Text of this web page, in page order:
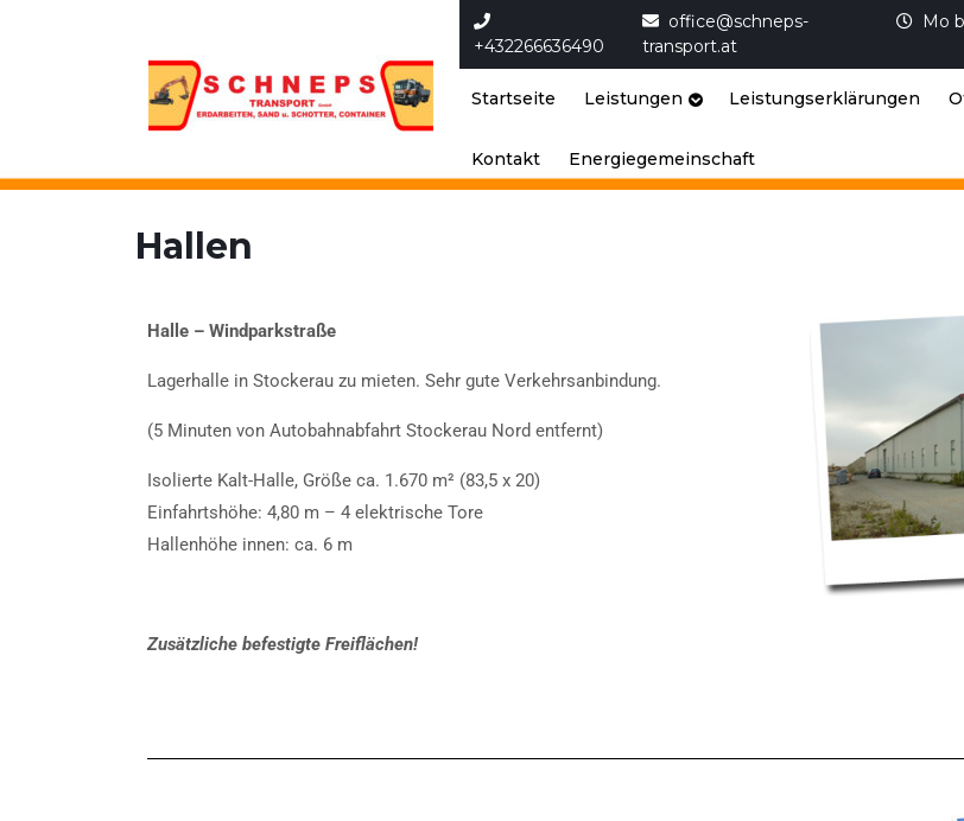
+432266636490
office@schneps-
transport.at
Mo
Startseite Leistungen Leistungserklärungen
Kontakt Energiegemeinschaft
Hallen
Halle – Windparkstraße
Lagerhalle in Stockerau zu mieten. Sehr gute Verkehrsanbindung.
(5 Minuten von Autobahnabfahrt Stockerau Nord entfernt)
Isolierte Kalt-Halle, Größe ca. 1.670 m² (83,5 x 20)
Einfahrtshöhe: 4,80 m – 4 elektrische Tore
Hallenhöhe innen: ca. 6 m
Zusätzliche befestigte Freiflächen!